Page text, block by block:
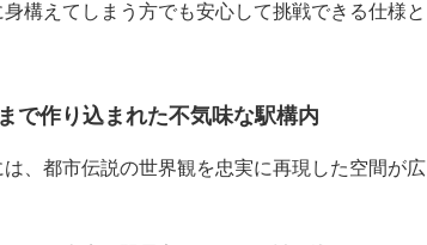
構えてしまう方でも安心して挑戦できる仕様と
作り込まれた不気味な駅構内
、都市伝説の世界観を忠実に再現した空間が広